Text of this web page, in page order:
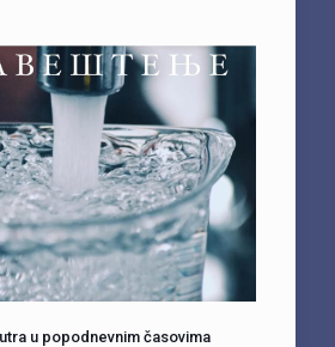
u popodnevnim časovima